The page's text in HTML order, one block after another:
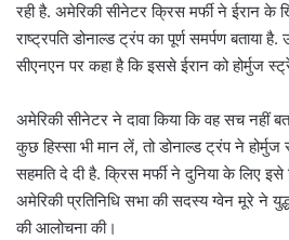
रही है. अमेरिकी सीनेटर क्रिस मर्फी ने ईरान
राष्ट्रपति डोनाल्ड ट्रंप का पूर्ण समर्पण बताया
सीएनएन पर कहा है कि इससे ईरान को होर्मुज
अमेरिकी सीनेटर ने दावा किया कि वह सच नहीं
कुछ हिस्सा भी मान लें, तो डोनाल्ड ट्रंप ने
सहमति दे दी है. क्रिस मर्फी ने दुनिया के लिए इसे
अमेरिकी प्रतिनिधि सभा की सदस्य ग्वेन मूरे ने
की आलोचना की।